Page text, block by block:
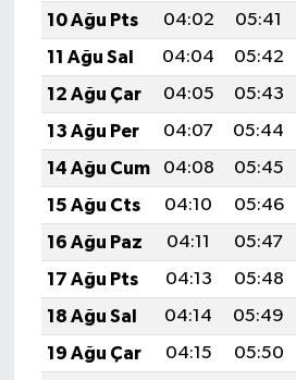
10 Ağu Pts
04:02 05:41
11 Ağu Sal
04:04 05:42
12 Ağu Çar
04:05 05:43
13 Ağu Per
04:07 05:44
14 Ağu Cum
04:08 05:45
15 Ağu Cts
04:10 05:46
16 Ağu Paz
04:11 05:47
17 Ağu Pts
04:13 05:48
18 Ağu Sal
04:14 05:49
19 Ağu Çar
04:15 05:50